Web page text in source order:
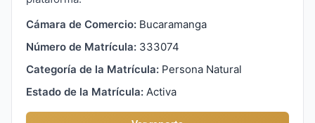
Cámara de Comercio: Bucaramanga
Número de Matrícula: 333074
Categoría de la Matrícula: Persona Natural
Estado de la Matrícula: Activa